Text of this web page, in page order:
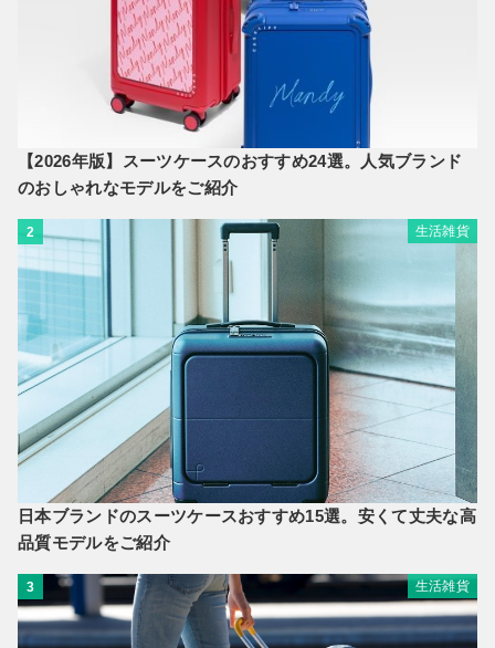
【2026年版】スーツケースのおすすめ24選。人気ブランド
のおしゃれなモデルをご紹介
2 生活雑貨
日本ブランドのスーツケースおすすめ15選。安くて丈夫な高
品質モデルをご紹介
3 生活雑貨